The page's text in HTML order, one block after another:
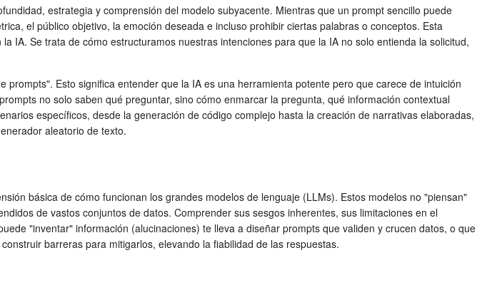
estrategia y comprensión del modelo subyacente. Mientras que un prompt sencillo puede
el público objetivo, la emoción deseada e incluso prohibir ciertas palabras o conceptos. Esta
IA. Se trata de cómo estructuramos nuestras intenciones para que la IA no solo entienda la solicitud,
Esto significa entender que la IA es una herramienta potente pero que carece de intuición
no solo saben qué preguntar, sino cómo enmarcar la pregunta, qué información contextual
específicos, desde la generación de código complejo hasta la creación de narrativas elaboradas,
aleatorio de texto.
básica de cómo funcionan los grandes modelos de lenguaje (LLMs). Estos modelos no "piensan"
de vastos conjuntos de datos. Comprender sus sesgos inherentes, sus limitaciones en el
"inventar" información (alucinaciones) te lleva a diseñar prompts que validen y crucen datos, o que
barreras para mitigarlos, elevando la fiabilidad de las respuestas.